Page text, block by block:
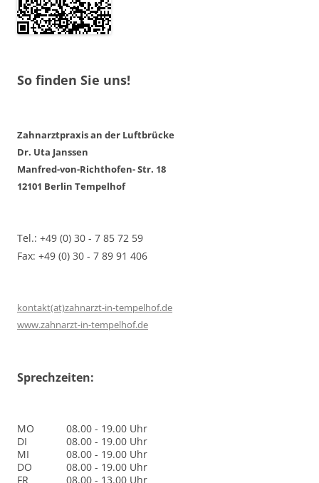
So finden Sie uns!
Zahnarztpraxis an der Luftbrücke
Dr. Uta Janssen
Manfred-von-Richthofen- Str. 18
12101 Berlin Tempelhof
Tel.: +49 (0) 30 - 7 85 72 59
Fax: +49 (0) 30 - 7 89 91 406
kontakt(at)zahnarzt-in-tempelhof.de
www.zahnarzt-in-tempelhof.de
Sprechzeiten:
MO
08.00 - 19.00 Uhr
DI
08.00 - 19.00 Uhr
MI
08.00 - 19.00 Uhr
DO
08.00 - 19.00 Uhr
FR
08.00 - 13.00 Uhr